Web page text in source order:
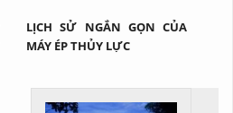
LỊCH SỬ NGẮN GỌN CỦA
MÁY ÉP THỦY LỰC